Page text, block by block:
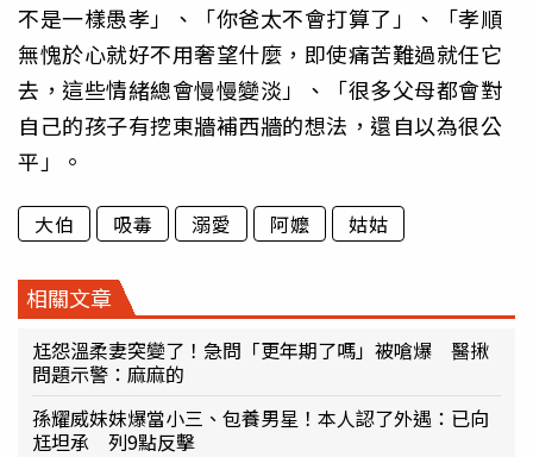
不是一樣愚孝」、「你爸太不會打算了」、「孝順
無愧於心就好不用奢望什麼，即使痛苦難過就任它
去，這些情緒總會慢慢變淡」、「很多父母都會對
自己的孩子有挖東牆補西牆的想法，還自以為很公
平」。
大伯 吸毒 溺愛 阿嬤 姑姑
相關文章
尪怨溫柔妻突變了！急問「更年期了嗎」被嗆爆 醫揪
問題示警：麻麻的
孫耀威妹妹爆當小三、包養男星！本人認了外遇：已向
尪坦承 列9點反擊